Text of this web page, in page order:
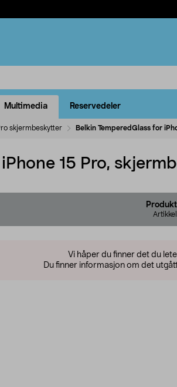
Multimedia Reservedeler
skjermbeskytter Belkin TemperedGlass for
15 Pro,
Vi håper du finner det du
Du finner informasjon om det